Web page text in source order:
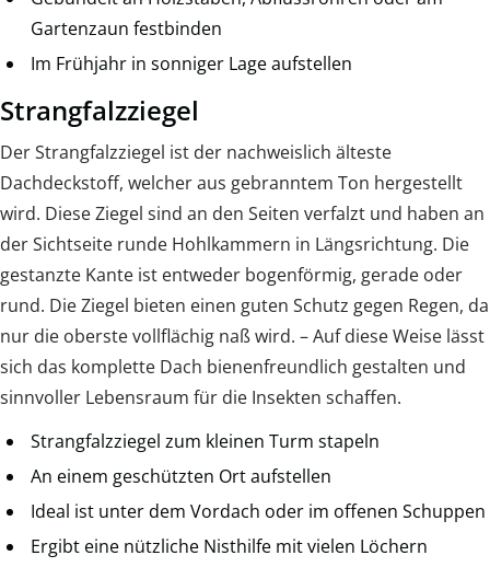
Gartenzaun festbinden
Im Frühjahr in sonniger Lage aufstellen
Strangfalzziegel
Der Strangfalzziegel ist der nachweislich älteste
Dachdeckstoff, welcher aus gebranntem Ton hergestellt
wird. Diese Ziegel sind an den Seiten verfalzt und haben an
der Sichtseite runde Hohlkammern in Längsrichtung. Die
gestanzte Kante ist entweder bogenförmig, gerade oder
rund. Die Ziegel bieten einen guten Schutz gegen Regen, da
nur die oberste vollflächig naß wird. – Auf diese Weise lässt
sich das komplette Dach bienenfreundlich gestalten und
sinnvoller Lebensraum für die Insekten schaffen.
Strangfalzziegel zum kleinen Turm stapeln
An einem geschützten Ort aufstellen
Ideal ist unter dem Vordach oder im offenen Schuppen
Ergibt eine nützliche Nisthilfe mit vielen Löchern